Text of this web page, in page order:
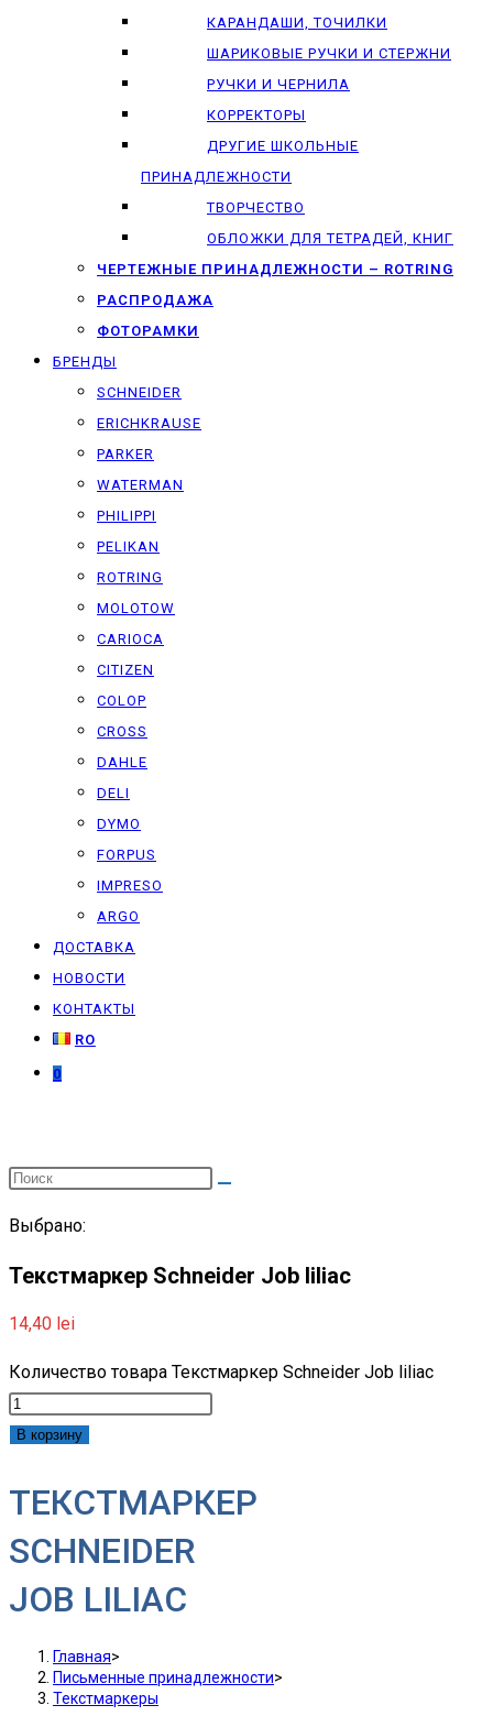
КАРАНДАШИ, ТОЧИЛКИ
ШАРИКОВЫЕ РУЧКИ И СТЕРЖНИ
РУЧКИ И ЧЕРНИЛА
КОРРЕКТОРЫ
ДРУГИЕ ШКОЛЬНЫЕ
ПРИНАДЛЕЖНОСТИ
ТВОРЧЕСТВО
ОБЛОЖКИ ДЛЯ ТЕТРАДЕЙ, КНИГ
ЧЕРТЕЖНЫЕ ПРИНАДЛЕЖНОСТИ – ROTRING
РАСПРОДАЖА
ФОТОРАМКИ
БРЕНДЫ
SCHNEIDER
ERICHKRAUSE
PARKER
WATERMAN
PHILIPPI
PELIKAN
ROTRING
MOLOTOW
CARIOCA
CITIZEN
COLOP
CROSS
DAHLE
DELI
DYMO
FORPUS
IMPRESO
ARGO
ДОСТАВКА
НОВОСТИ
КОНТАКТЫ
RO
0
Выбрано:
Текстмаркер Schneider Job liliac
14,40 lei
Количество товара Текстмаркер Schneider Job liliac
В корзину
ТЕКСТМАРКЕР
SCHNEIDER
JOB LILIAC
Главная>
Письменные принадлежности>
Текстмаркеры